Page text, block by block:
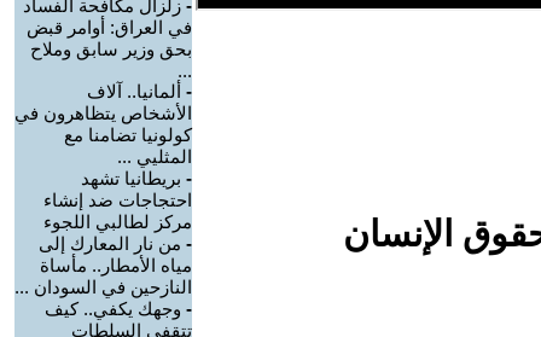
الإنسان
- زلزال مكافحة الفساد
في العراق: أوامر قبض
بحق وزير سابق وملاح
...
- ألمانيا.. آلاف
الأشخاص يتظاهرون في
كولونيا تضامنا مع
المثليي ...
- بريطانيا تشهد
احتجاجات ضد إنشاء
مركز لطالبي اللجوء
- من نار المعارك إلى
مياه الأمطار.. مأساة
النازحين في السودان ...
- وجهك يكفي.. كيف
تتقفى السلطات